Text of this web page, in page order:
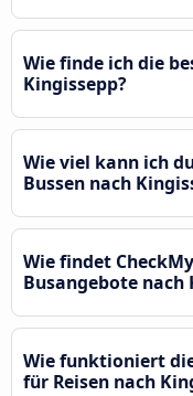
Wie finde ich die
Kingissepp?
Wie viel kann ich
Bussen nach
Wie findet
Busangebote nach
Wie funktioniert
für Reisen nach